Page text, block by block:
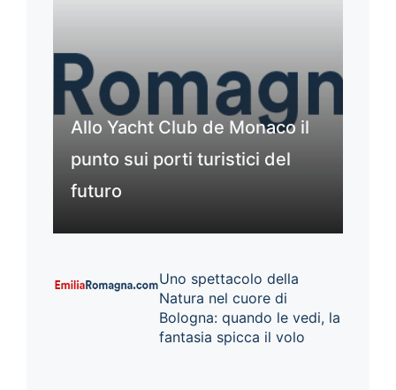
Allo Yacht Club de Monaco il
punto sui porti turistici del
futuro
Uno spettacolo della
Natura nel cuore di
Bologna: quando le vedi, la
fantasia spicca il volo